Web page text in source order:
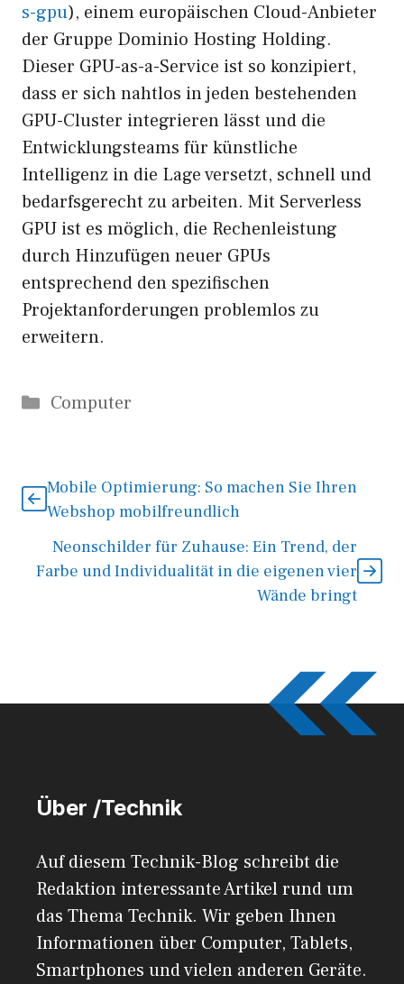
s-gpu), einem europäischen Cloud-Anbieter
der Gruppe Dominio Hosting Holding.
Dieser GPU-as-a-Service ist so konzipiert,
dass er sich nahtlos in jeden bestehenden
GPU-Cluster integrieren lässt und die
Entwicklungsteams für künstliche
Intelligenz in die Lage versetzt, schnell und
bedarfsgerecht zu arbeiten. Mit Serverless
GPU ist es möglich, die Rechenleistung
durch Hinzufügen neuer GPUs
entsprechend den spezifischen
Projektanforderungen problemlos zu
erweitern.
Kategorien
Computer
Mobile Optimierung: So machen Sie Ihren
Webshop mobilfreundlich
Neonschilder für Zuhause: Ein Trend, der
Farbe und Individualität in die eigenen vier
Wände bringt
Über /Technik
Auf diesem Technik-Blog schreibt die
Redaktion interessante Artikel rund um
das Thema Technik. Wir geben Ihnen
Informationen über Computer, Tablets,
Smartphones und vielen anderen Geräte.